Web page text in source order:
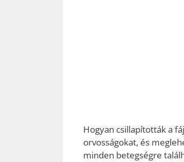
Hogyan csillapították a
orvosságokat, és
minden betegségre